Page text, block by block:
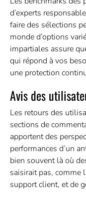
d’experts
faire des sélections
monde d’options
impartiales assure
qui répond à vos
une protection
Avis des
Les retours des
sections de
apportent des
performances d’un
bien souvent là où
saisirait pas, comme
support client, et de